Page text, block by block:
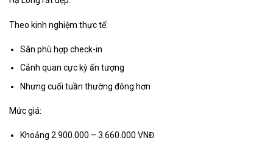
Theo kinh nghiệm thực tế:
Sân phù hợp check-in
Cảnh quan cực kỳ ấn tượng
Nhưng cuối tuần thường đông hơn
Mức giá:
Khoảng 2.900.000 – 3.660.000 VNĐ